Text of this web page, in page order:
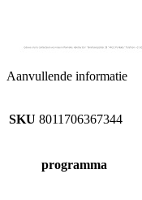
Aanvullende informatie
SKU 8011706367344
programma